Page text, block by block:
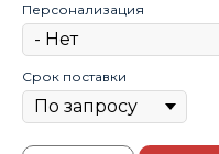
Персонализация
Срок поставки